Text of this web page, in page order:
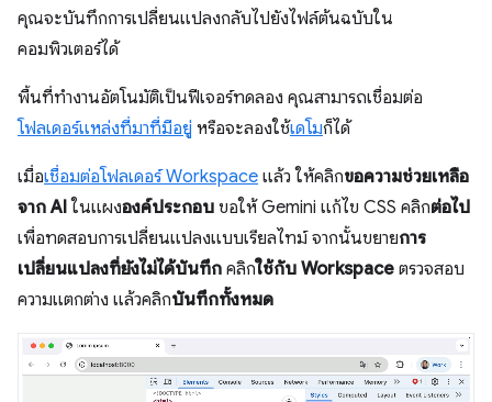
คุณจะบันทึกการเปลี่ยนแปลงกลับไปยังไฟล์ต้นฉบับใน
คอมพิวเตอร์ได้
พื้นที่ทํางานอัตโนมัติเป็นฟีเจอร์ทดลอง คุณสามารถเชื่อมต่อ
โฟลเดอร์แหล่งที่มาที่มีอยู่ หรือจะลองใช้เดโมก็ได้
เมื่อเชื่อมต่อโฟลเดอร์ Workspace แล้ว ให้คลิกขอความช่วยเหลือ
จาก AI ในแผงองค์ประกอบ ขอให้ Gemini แก้ไข CSS คลิกต่อไป
เพื่อทดสอบการเปลี่ยนแปลงแบบเรียลไทม์ จากนั้นขยายการ
เปลี่ยนแปลงที่ยังไม่ได้บันทึก คลิกใช้กับ Workspace ตรวจสอบ
ความแตกต่าง แล้วคลิกบันทึกทั้งหมด